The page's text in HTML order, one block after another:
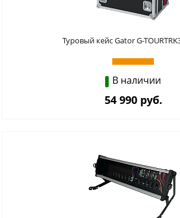
Туровый кейс Gator G-
В наличии
54 990 руб.